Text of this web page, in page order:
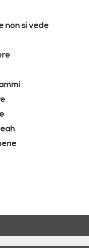
non si vede